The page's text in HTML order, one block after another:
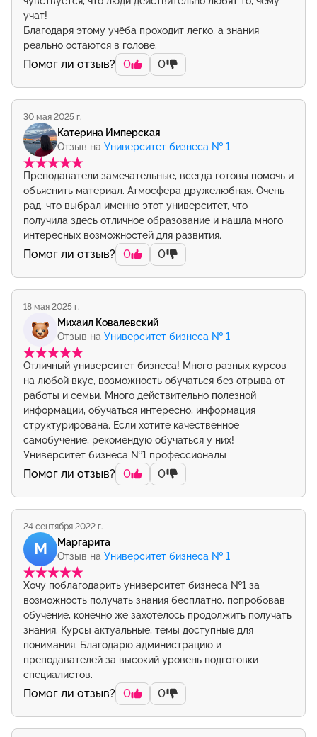
учат!
Благодаря этому учёба проходит легко, а знания
реально остаются в голове.
Помог ли отзыв? 0 0
Катерина Имперская
Отзыв на Университет бизнеса № 1
30 мая 2025 г.
Преподаватели замечательные, всегда готовы помочь и
объяснить материал. Атмосфера дружелюбная. Очень
рад, что выбрал именно этот университет, что
получила здесь отличное образование и нашла много
интересных возможностей для развития.
Помог ли отзыв? 0 0
Михаил Ковалевский
Отзыв на Университет бизнеса № 1
18 мая 2025 г.
Отличный университет бизнеса! Много разных курсов
на любой вкус, возможность обучаться без отрыва от
работы и семьи. Много действительно полезной
информации, обучаться интересно, информация
структурирована. Если хотите качественное
самобучение, рекомендую обучаться у них!
Университет бизнеса №1 профессионалы
Помог ли отзыв? 0 0
М
Маргарита
Отзыв на Университет бизнеса № 1
24 сентября 2022 г.
Хочу поблагодарить университет бизнеса №1 за
возможность получать знания бесплатно, попробовав
обучение, конечно же захотелось продолжить получать
знания. Курсы актуальные, темы доступные для
понимания. Благодарю администрацию и
преподавателей за высокий уровень подготовки
специалистов.
Помог ли отзыв? 0 0